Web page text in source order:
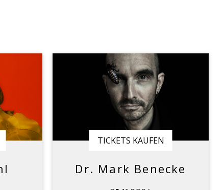
TICKETS KAUFEN
Dr. Mark Benecke